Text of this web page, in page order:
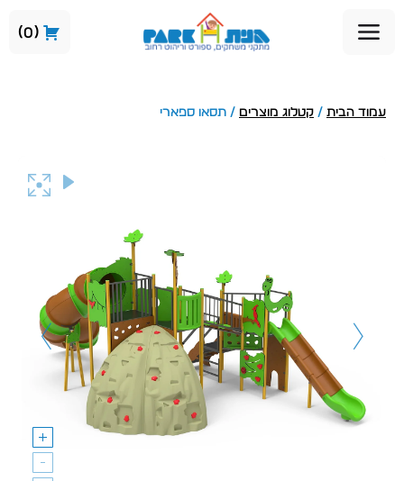
0
עמוד הבית / קטלוג מוצרים / תסאו ספארי